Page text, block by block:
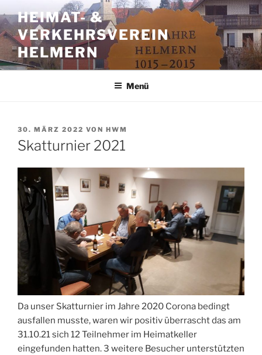
Inhalt
springen
HEIMAT- &
VERKEHRSVEREIN
HELMERN
Menü
VERÖFFENTLICHT
AM
30. MÄRZ 2022 VON HWM
Skatturnier 2021
Da unser Skatturnier im Jahre 2020 Corona bedingt
ausfallen musste, waren wir positiv überrascht das am
31.10.21 sich 12 Teilnehmer im Heimatkeller
eingefunden hatten. 3 weitere Besucher unterstützten